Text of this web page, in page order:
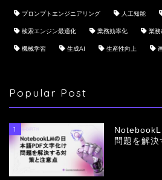
プロンプトエンジニアリング 人工知能
検索エンジン最適化 業務効率化 業務
機械学習 生成AI 生産性向上
Popular Post
1
問題を解